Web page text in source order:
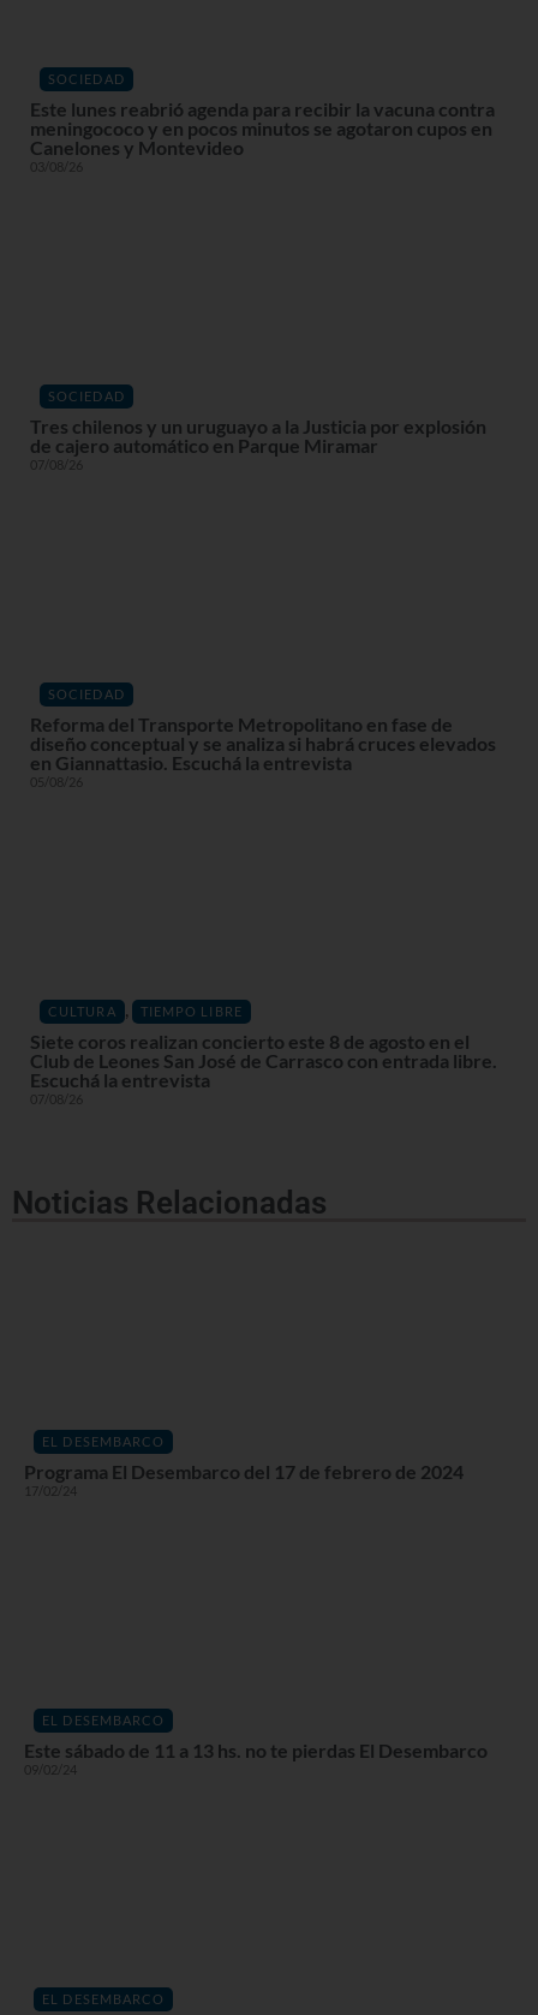
SOCIEDAD
Este lunes reabrió agenda para recibir la vacuna contra
meningococo y en pocos minutos se agotaron cupos en
Canelones y Montevideo
03/08/26
SOCIEDAD
Tres chilenos y un uruguayo a la Justicia por explosión
de cajero automático en Parque Miramar
07/08/26
SOCIEDAD
Reforma del Transporte Metropolitano en fase de
diseño conceptual y se analiza si habrá cruces elevados
en Giannattasio. Escuchá la entrevista
05/08/26
CULTURA , TIEMPO LIBRE
Siete coros realizan concierto este 8 de agosto en el
Club de Leones San José de Carrasco con entrada libre.
Escuchá la entrevista
07/08/26
Noticias Relacionadas
EL DESEMBARCO
Programa El Desembarco del 17 de febrero de 2024
17/02/24
EL DESEMBARCO
Este sábado de 11 a 13 hs. no te pierdas El Desembarco
09/02/24
EL DESEMBARCO